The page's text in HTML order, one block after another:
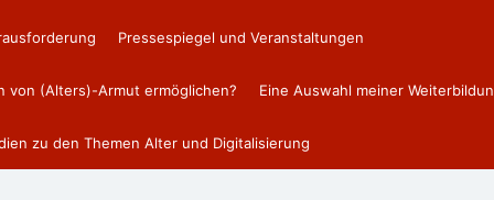
Pressespiegel und Veranstaltungen
von (Alters)-Armut ermöglichen? Eine Auswahl meiner
zu den Themen Alter und Digitalisierung